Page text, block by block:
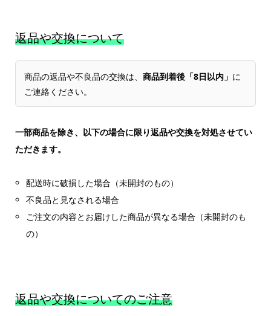
返品や交換について
商品の返品や不良品の交換は、 商品到着後「8日以内」 に
ご連絡ください。
一部商品を除き、以下の場合に限り返品や交換を対処させてい
ただきます。
配送時に破損した場合（未開封のもの）
不良品と見なされる場合
ご注文の内容とお届けした商品が異なる場合（未開封のも
の）
返品や交換についてのご注意